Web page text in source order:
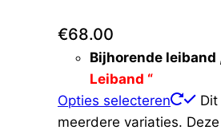
Product Merk
€68.00
Bijhorende leiband
Leiband “
Opties selecteren
meerdere variaties.